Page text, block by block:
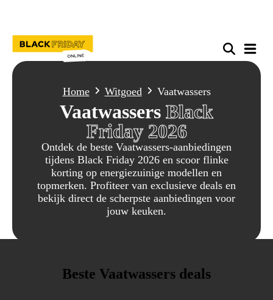
Home Witgoed Vaatwassers
Vaatwassers Black
Friday 2026
Ontdek de beste Vaatwassers-aanbiedingen
tijdens Black Friday 2026 en scoor flinke
korting op energiezuinige modellen en
topmerken. Profiteer van exclusieve deals en
bekijk direct de scherpste aanbiedingen voor
jouw keuken.
Beste Vaatwassers deals